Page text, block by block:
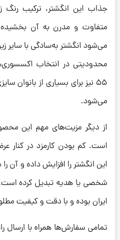
جذاب این انگشتر، ترکیب
متفاوت و مدرن به آن
می‌شود انگشتر به‌سادگی با سایر
محدودیتی در انتخاب
55 نیز برای بسیاری از بانوان
می‌شود.
است. کم بودن کارمزد در کنار
این انگشتر را افزایش داده و آن
شخصی یا هدیه تبدیل کرده
ایران بوده و با دقت و کیفیت
تمامی سفارش‌ها همراه با ارسال